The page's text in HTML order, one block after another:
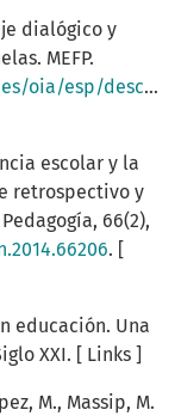
dialógico y
MEFP.
oia/esp/
escolar y la
retrospectivo y
66(2),
. [
educación. Una
XXI. [ Links ]
M., Massip, M.